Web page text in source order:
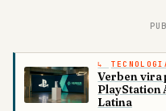
Verben vira
PlayStation
Latina